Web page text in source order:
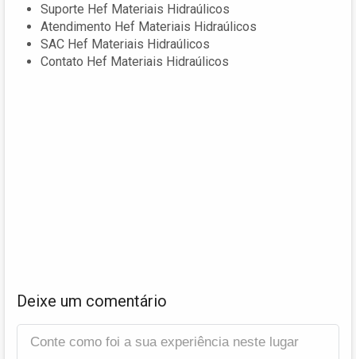
Suporte Hef Materiais Hidraúlicos
Atendimento Hef Materiais Hidraúlicos
SAC Hef Materiais Hidraúlicos
Contato Hef Materiais Hidraúlicos
Deixe um comentário